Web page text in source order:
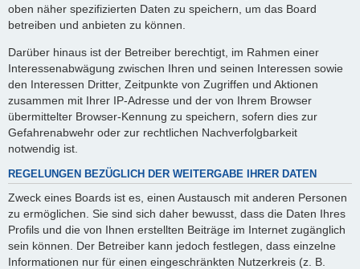
oben näher spezifizierten Daten zu speichern, um das Board
betreiben und anbieten zu können.
Darüber hinaus ist der Betreiber berechtigt, im Rahmen einer
Interessenabwägung zwischen Ihren und seinen Interessen sowie
den Interessen Dritter, Zeitpunkte von Zugriffen und Aktionen
zusammen mit Ihrer IP-Adresse und der von Ihrem Browser
übermittelter Browser-Kennung zu speichern, sofern dies zur
Gefahrenabwehr oder zur rechtlichen Nachverfolgbarkeit
notwendig ist.
REGELUNGEN BEZÜGLICH DER WEITERGABE IHRER DATEN
Zweck eines Boards ist es, einen Austausch mit anderen Personen
zu ermöglichen. Sie sind sich daher bewusst, dass die Daten Ihres
Profils und die von Ihnen erstellten Beiträge im Internet zugänglich
sein können. Der Betreiber kann jedoch festlegen, dass einzelne
Informationen nur für einen eingeschränkten Nutzerkreis (z. B.